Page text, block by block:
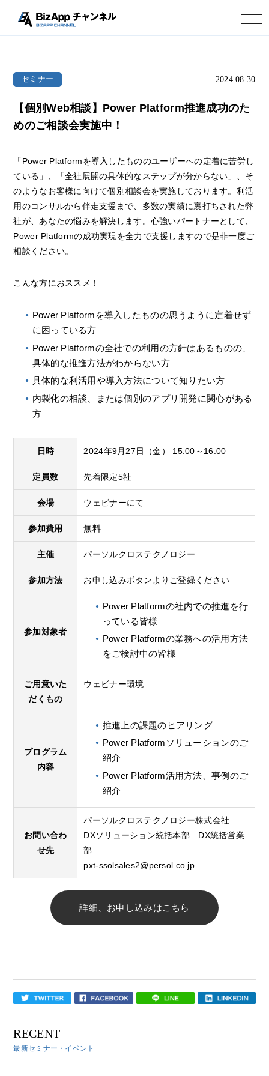
toggle navigation
セミナー 2024.08.30
【個別Web相談】Power Platform推進成功のた
めのご相談会実施中！
「Power Platformを導入したもののユーザーへの定着に苦労し
ている」、「全社展開の具体的なステップが分からない」、そ
のようなお客様に向けて個別相談会を実施しております。利活
用のコンサルから伴走支援まで、多数の実績に裏打ちされた弊
社が、あなたの悩みを解決します。心強いパートナーとして、
Power Platformの成功実現を全力で支援しますので是非一度ご
相談ください。
こんな方におススメ！
Power Platformを導入したものの思うように定着せず
に困っている方
Power Platformの全社での利用の方針はあるものの、
具体的な推進方法がわからない方
具体的な利活用や導入方法について知りたい方
内製化の相談、または個別のアプリ開発に関心がある
方
日時 2024年9月27日（金） 15:00～16:00
定員数 先着限定5社
会場 ウェビナーにて
参加費用 無料
主催 パーソルクロステクノロジー
参加方法 お申し込みボタンよりご登録ください
参加対象者
Power Platformの社内での推進を行
っている皆様
Power Platformの業務への活用方法
をご検討中の皆様
ご用意いた
だくもの
ウェビナー環境
プログラム
内容
推進上の課題のヒアリング
Power Platformソリューションのご
紹介
Power Platform活用方法、事例のご
紹介
お問い合わ
せ先
パーソルクロステクノロジー株式会社
DXソリューション統括本部 DX統括営業
部
pxt-ssolsales2@persol.co.jp
詳細、お申し込みはこちら
RECENT
最新セミナー・イベント